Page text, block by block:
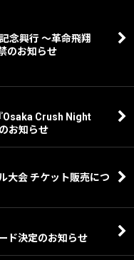
念興行 ～革命飛翔
のお知らせ
Osaka Crush Night
お知らせ
大会 チケット販売につ
ド決定のお知らせ